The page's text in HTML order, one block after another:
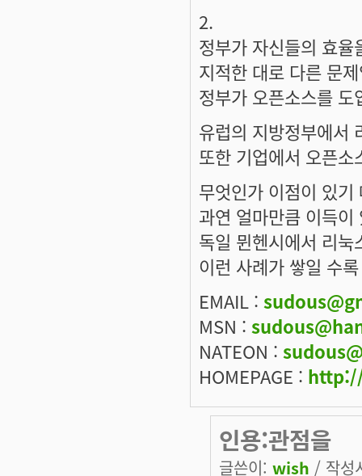
2.
정부가 자신들의 효
지적한 대로 다른 문
정부가 오픈소스를
유럽의 지방정부에서
또한 기업에서 오픈
무엇인가 이점이 있
과연 얼마만큼 이득
독일 뮌헨시에서 리
이런 사례가 쌓일 수
EMAIL :
MSN :
NATEON :
HOMEPAGE :
인용:관점을
글쓴이: wish / 작성